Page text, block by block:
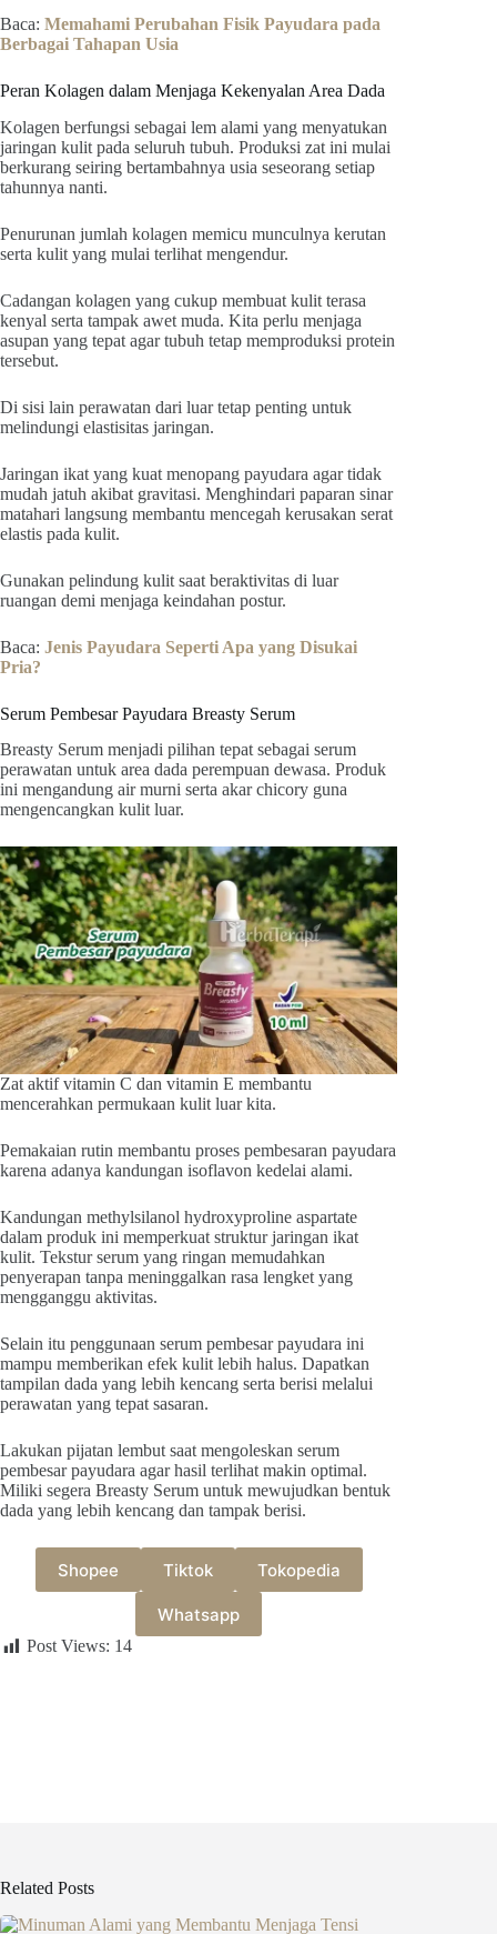
Baca: Memahami Perubahan Fisik Payudara pada
Berbagai Tahapan Usia
Peran Kolagen dalam Menjaga Kekenyalan Area Dada
Kolagen berfungsi sebagai lem alami yang menyatukan
jaringan kulit pada seluruh tubuh. Produksi zat ini mulai
berkurang seiring bertambahnya usia seseorang setiap
tahunnya nanti.
Penurunan jumlah kolagen memicu munculnya kerutan
serta kulit yang mulai terlihat mengendur.
Cadangan kolagen yang cukup membuat kulit terasa
kenyal serta tampak awet muda. Kita perlu menjaga
asupan yang tepat agar tubuh tetap memproduksi protein
tersebut.
Di sisi lain perawatan dari luar tetap penting untuk
melindungi elastisitas jaringan.
Jaringan ikat yang kuat menopang payudara agar tidak
mudah jatuh akibat gravitasi. Menghindari paparan sinar
matahari langsung membantu mencegah kerusakan serat
elastis pada kulit.
Gunakan pelindung kulit saat beraktivitas di luar
ruangan demi menjaga keindahan postur.
Baca: Jenis Payudara Seperti Apa yang Disukai
Pria?
Serum Pembesar Payudara Breasty Serum
Breasty Serum menjadi pilihan tepat sebagai serum
perawatan untuk area dada perempuan dewasa. Produk
ini mengandung air murni serta akar chicory guna
mengencangkan kulit luar.
Zat aktif vitamin C dan vitamin E membantu
mencerahkan permukaan kulit luar kita.
Pemakaian rutin membantu proses pembesaran payudara
karena adanya kandungan isoflavon kedelai alami.
Kandungan methylsilanol hydroxyproline aspartate
dalam produk ini memperkuat struktur jaringan ikat
kulit. Tekstur serum yang ringan memudahkan
penyerapan tanpa meninggalkan rasa lengket yang
mengganggu aktivitas.
Selain itu penggunaan serum pembesar payudara ini
mampu memberikan efek kulit lebih halus. Dapatkan
tampilan dada yang lebih kencang serta berisi melalui
perawatan yang tepat sasaran.
Lakukan pijatan lembut saat mengoleskan serum
pembesar payudara agar hasil terlihat makin optimal.
Miliki segera Breasty Serum untuk mewujudkan bentuk
dada yang lebih kencang dan tampak berisi.
Shopee Tiktok Tokopedia
Whatsapp
Post Views: 14
Related Posts